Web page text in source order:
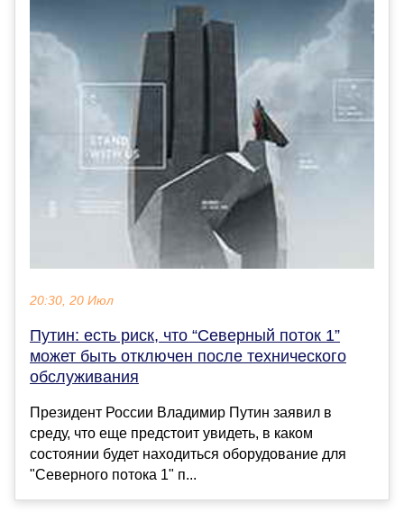
20:30, 20 Июл
Путин: есть риск, что “Северный поток 1”
может быть отключен после технического
обслуживания
Президент России Владимир Путин заявил в
среду, что еще предстоит увидеть, в каком
состоянии будет находиться оборудование для
"Северного потока 1" п...